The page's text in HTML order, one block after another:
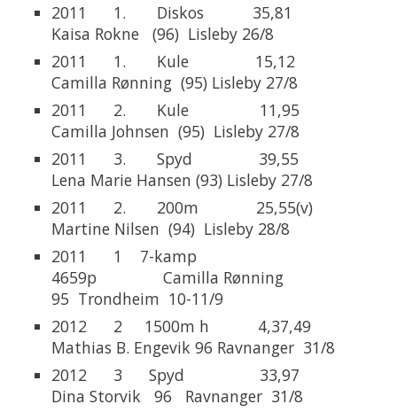
2011 1. Diskos 35,81
Kaisa Rokne (96) Lisleby 26/8
2011 1. Kule 15,12
Camilla Rønning (95) Lisleby 27/8
2011 2. Kule 11,95
Camilla Johnsen (95) Lisleby 27/8
2011 3. Spyd 39,55
Lena Marie Hansen (93) Lisleby 27/8
2011 2. 200m 25,55(v)
Martine Nilsen (94) Lisleby 28/8
2011 1 7-kamp
4659p Camilla Rønning
95 Trondheim 10-11/9
2012 2 1500m h 4,37,49
Mathias B. Engevik 96 Ravnanger 31/8
2012 3 Spyd 33,97
Dina Storvik 96 Ravnanger 31/8